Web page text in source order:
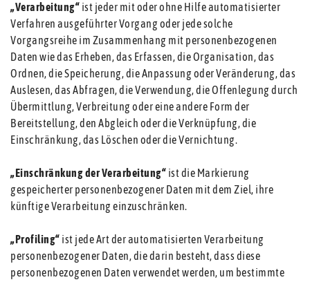
„Verarbeitung“ ist jeder mit oder ohne Hilfe automatisierter
Verfahren ausgeführter Vorgang oder jede solche
Vorgangsreihe im Zusammenhang mit personenbezogenen
Daten wie das Erheben, das Erfassen, die Organisation, das
Ordnen, die Speicherung, die Anpassung oder Veränderung, das
Auslesen, das Abfragen, die Verwendung, die Offenlegung durch
Übermittlung, Verbreitung oder eine andere Form der
Bereitstellung, den Abgleich oder die Verknüpfung, die
Einschränkung, das Löschen oder die Vernichtung.
„Einschränkung der Verarbeitung“ ist die Markierung
gespeicherter personenbezogener Daten mit dem Ziel, ihre
künftige Verarbeitung einzuschränken.
„Profiling“ ist jede Art der automatisierten Verarbeitung
personenbezogener Daten, die darin besteht, dass diese
personenbezogenen Daten verwendet werden, um bestimmte